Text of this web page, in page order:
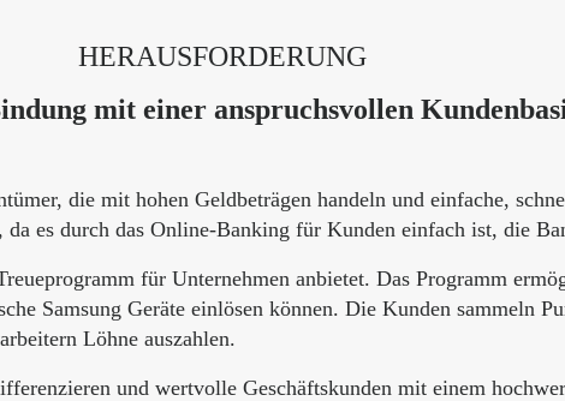
HERAUSFORDERUNG
mit einer anspruchsvollen
die mit hohen Geldbeträgen handeln und einfache,
es durch das Online-Banking für Kunden einfach ist, die
für Unternehmen anbietet. Das Programm
Samsung Geräte einlösen können. Die Kunden sammeln
Löhne auszahlen.
und wertvolle Geschäftskunden mit einem